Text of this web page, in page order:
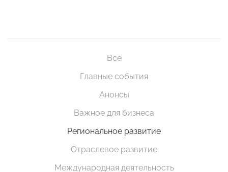
Все
Главные события
Анонсы
Важное для бизнеса
Региональное развитие
Отраслевое развитие
Международная деятельность